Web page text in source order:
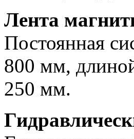
Лента
Постоянная
800 мм,
250 мм.